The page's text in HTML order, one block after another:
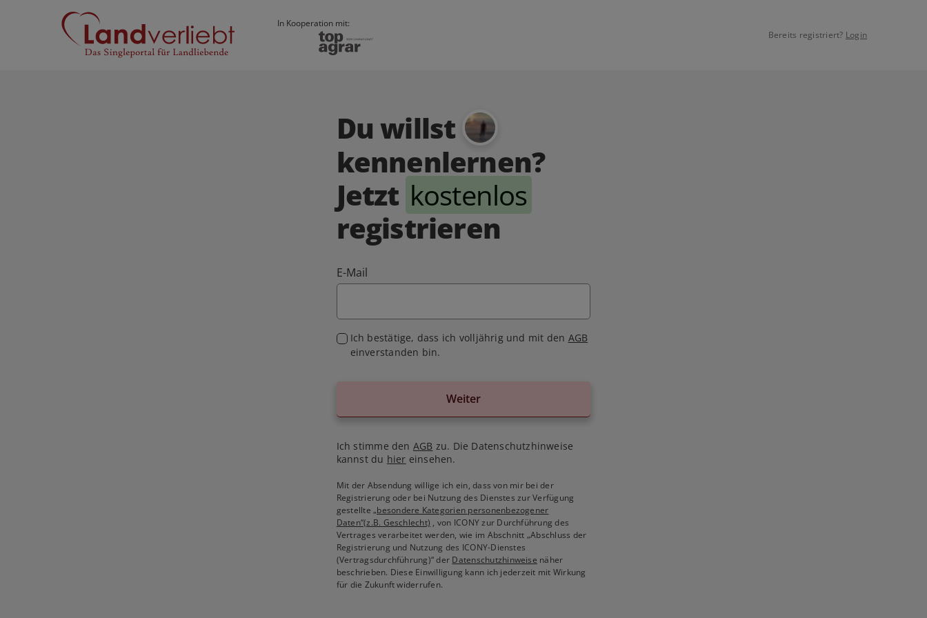
In Kooperation mit:
Bereits registriert? Login
Du willst
kennenlernen?
Jetzt kostenlos
registrieren
E-Mail
Ich bestätige, dass ich volljährig und mit den AGB
einverstanden bin.
Weiter
Ich stimme den AGB zu. Die Datenschutzhinweise
kannst du hier einsehen.
Mit der Absendung willige ich ein, dass von mir bei der
Registrierung oder bei Nutzung des Dienstes zur Verfügung
gestellte„besondere Kategorien personenbezogener
Daten“(z.B. Geschlecht) , von ICONY zur Durchführung des
Vertrages verarbeitet werden, wie im Abschnitt „Abschluss der
Registrierung und Nutzung des ICONY-Dienstes
(Vertragsdurchführung)“ der Datenschutzhinweise näher
beschrieben. Diese Einwilligung kann ich jederzeit mit Wirkung
für die Zukunft widerrufen.